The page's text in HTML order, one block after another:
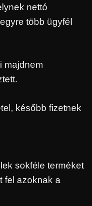
nettó
több ügyfél
majdnem
később fizetnek
sokféle terméket
fel azoknak a